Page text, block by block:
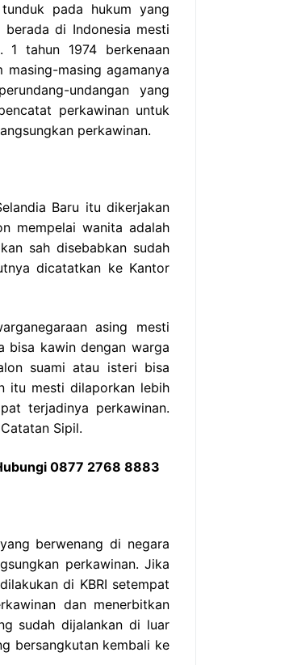
pada hukum yang
berada di Indonesia mesti
tahun 1974 berkenaan
masing-masing agamanya
undangan yang
perkawinan untuk
perkawinan.
Baru itu dikerjakan
mempelai wanita adalah
sah disebabkan sudah
dicatatkan ke Kantor
asing mesti
bisa kawin dengan warga
suami atau isteri bisa
itu mesti dilaporkan lebih
terjadinya perkawinan.
Sipil.
0877 2768 8883
berwenang di negara
perkawinan. Jika
di KBRI setempat
dan menerbitkan
sudah dijalankan di luar
bersangkutan kembali ke